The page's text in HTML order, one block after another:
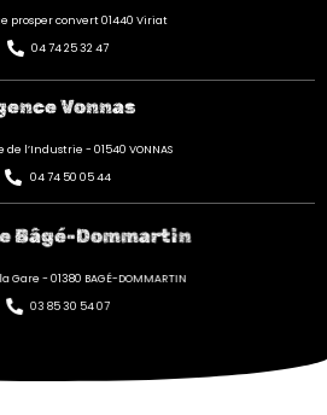
prosper convert 01440 Viriat
04 74 25 32 47
Vonnas
de l’Industrie - 01540 VONNAS
04 74 50 05 44
Bâgé-Dommartin
Gare - 01380 BAGÉ-DOMMARTIN
03 85 30 54 07